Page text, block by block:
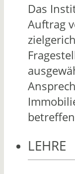
Das
Auftrag
LEHRE